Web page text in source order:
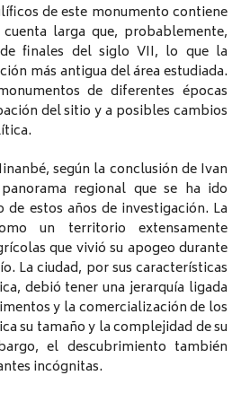
de este monumento contiene
larga que, probablemente,
finales del siglo VII, lo que la
más antigua del área estudiada.
de diferentes épocas
del sitio y a posibles cambios
según la conclusión de Ivan
regional que se ha ido
estos años de investigación. La
un territorio extensamente
que vivió su apogeo durante
La ciudad, por sus características
debió tener una jerarquía ligada
y la comercialización de los
su tamaño y la complejidad de su
el descubrimiento también
incógnitas.